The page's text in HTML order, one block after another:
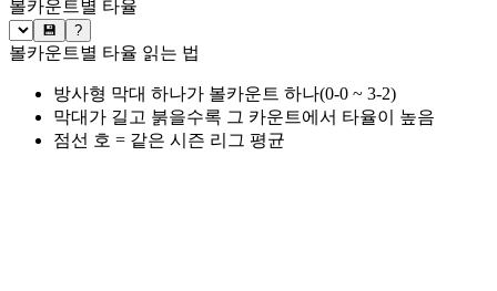
볼카운트별 타율
💾 ?
볼카운트별 타율 읽는 법
방사형 막대 하나가 볼카운트 하나(0-0 ~ 3-2)
막대가 길고 붉을수록 그 카운트에서 타율이 높음
점선 호 = 같은 시즌 리그 평균